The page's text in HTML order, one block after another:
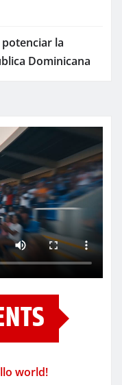
la
Dominicana
world!